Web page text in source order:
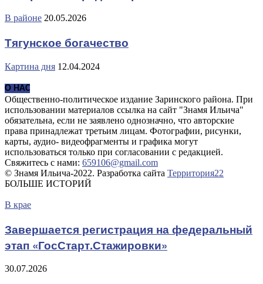
В районе 20.05.2026
Тягунское богачество
Картина дня 12.04.2024
О НАС
Общественно-политическое издание Заринского района. При
использовании материалов ссылка на сайт "Знамя Ильича"
обязательна, если не заявлено однозначно, что авторские
права принадлежат третьим лицам. Фотографии, рисунки,
карты, аудио- видеофрагменты и графика могут
использоваться только при согласовании с редакцией.
Свяжитесь с нами: 659106@gmail.com
© Знамя Ильича-2022. Разработка сайта Территория22
БОЛЬШЕ ИСТОРИЙ
В крае
Завершается регистрация на федеральный
этап «ГосСтарт.Стажировки»
30.07.2026